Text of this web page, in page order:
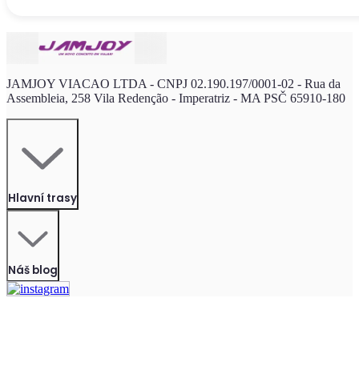
JAMJOY VIACAO LTDA - CNPJ 02.190.197/0001-02 - Rua da
Assembleia, 258 Vila Redenção - Imperatriz - MA PSČ 65910-180
Hlavní trasy
Náš blog